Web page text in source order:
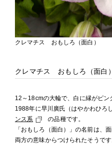
クレマチス おもしろ（面白）
クレマチス おもしろ（面白
12～18cmの大輪で、白に縁がピン
1988年に早川廣氏（はやかわひろ
ンス系
の品種です。
「おもしろ（面白）」の名前は、
両方の意味からつけられたそうです